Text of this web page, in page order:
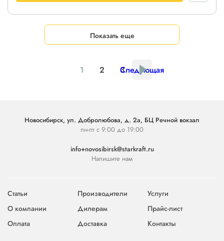
Показать еще
1 2 3
Следующая
Новосибирск, ул. Добролюбова, д. 2а, БЦ Речной вокзал
пн-пт с 9:00 до 19:00
info+novosibirsk@starkraft.ru
Напишите нам
Статьи Производители
Услуги
О компании
Дилерам
Прайс-лист
Оплата
Доставка Контакты